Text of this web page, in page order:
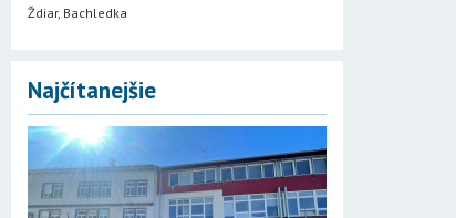
Ždiar, Bachledka
Najčítanejšie